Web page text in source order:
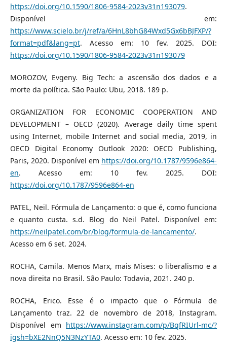
https://doi.org/10.1590/1806-9584-2023v31n193079.
Disponível em:
https://www.scielo.br/j/ref/a/6HnL8bhG84Wxd5Gx6bBJFXP/?
format=pdf&lang=pt. Acesso em: 10 fev. 2025. DOI:
https://doi.org/10.1590/1806-9584-2023v31n193079
MOROZOV, Evgeny. Big Tech: a ascensão dos dados e a
morte da política. São Paulo: Ubu, 2018. 189 p.
ORGANIZATION FOR ECONOMIC COOPERATION AND
DEVELOPMENT – OECD (2020). Average daily time spent
using Internet, mobile Internet and social media, 2019, in
OECD Digital Economy Outlook 2020: OECD Publishing,
Paris, 2020. Disponível em https://doi.org/10.1787/9596e864-
en. Acesso em: 10 fev. 2025. DOI:
https://doi.org/10.1787/9596e864-en
PATEL, Neil. Fórmula de Lançamento: o que é, como funciona
e quanto custa. s.d. Blog do Neil Patel. Disponível em:
https://neilpatel.com/br/blog/formula-de-lancamento/.
Acesso em 6 set. 2024.
ROCHA, Camila. Menos Marx, mais Mises: o liberalismo e a
nova direita no Brasil. São Paulo: Todavia, 2021. 240 p.
ROCHA, Erico. Esse é o impacto que o Fórmula de
Lançamento traz. 22 de novembro de 2018, Instagram.
Disponível em https://www.instagram.com/p/BqfRIUrl-mc/?
igsh=bXE2NnQ5N3NzYTA0. Acesso em: 10 fev. 2025.